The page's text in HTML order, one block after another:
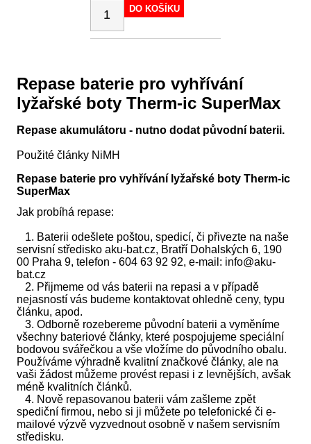
DO KOŠÍKU
Repase baterie pro vyhřívání
lyžařské boty Therm-ic SuperMax
Repase akumulátoru - nutno dodat původní baterii.
Použité články NiMH
Repase baterie pro vyhřívání lyžařské boty Therm-ic
SuperMax
Jak probíhá repase:
1. Baterii odešlete poštou, spedicí, či přivezte na naše
servisní středisko aku-bat.cz, Bratří Dohalských 6, 190
00 Praha 9, telefon - 604 63 92 92, e-mail: info@aku-
bat.cz
2. Přijmeme od vás baterii na repasi a v případě
nejasností vás budeme kontaktovat ohledně ceny, typu
článku, apod.
3. Odborně rozebereme původní baterii a vyměníme
všechny bateriové články, které pospojujeme speciální
bodovou svářečkou a vše vložíme do původního obalu.
Používáme výhradně kvalitní značkové články, ale na
vaši žádost můžeme provést repasi i z levnějších, avšak
méně kvalitních článků.
4. Nově repasovanou baterii vám zašleme zpět
spediční firmou, nebo si ji můžete po telefonické či e-
mailové výzvě vyzvednout osobně v našem servisním
středisku.